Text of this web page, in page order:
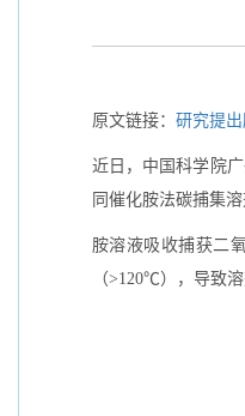
原文链接： 研究提
近日，中国科学院
同催化胺法碳捕集
胺溶液吸收捕获二
（>120℃），导致